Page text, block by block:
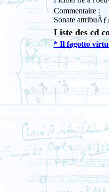
Commentaire :
Sonate
Liste des cd
* Il fagotto